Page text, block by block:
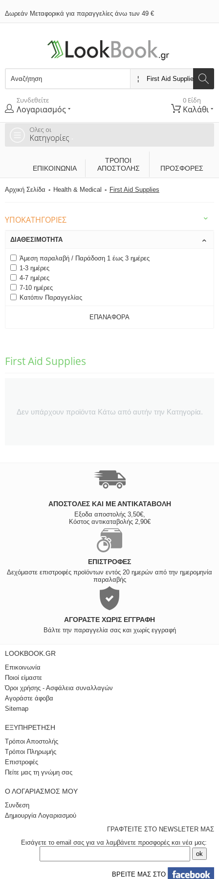
Δωρεάν Μεταφορικά για παραγγελίες άνω των 49 €
Συνδεθείτε
Λογαριασμός
0 Είδη
Καλάθι
Ολες οι
Κατηγορίες
ΕΠΙΚΟΙΝΩΝΊΑ
ΤΡΌΠΟΙ
ΑΠΟΣΤΟΛΉΣ
ΠΡΟΣΦΟΡΕΣ
Αρχική Σελίδα Health & Medical First Aid Supplies
ΥΠΟΚΑΤΗΓΟΡΊΕΣ
ΔΙΑΘΕΣΙΜΌΤΗΤΑ
Άμεση παραλαβή / Παράδοση 1 έως 3 ημέρες
1-3 ημέρες
4-7 ημέρες
7-10 ημέρες
Κατόπιν Παραγγελίας
ΕΠΑΝΑΦΟΡΆ
First Aid Supplies
Δεν υπάρχουν προϊόντα Κάτω από αυτήν την Κατηγορία.
ΑΠΟΣΤΟΛΈΣ ΚΑΙ ΜΕ ΑΝΤΙΚΑΤΑΒΟΛΗ
Εξοδα αποστολής 3,50€,
Κόστος αντικαταβολής 2,90€
ΕΠΙΣΤΡΟΦΈΣ
Δεχόμαστε επιστροφές προϊόντων εντός 20 ημερών από την ημερομηνία
παραλαβής
ΑΓΟΡΆΣΤΕ ΧΩΡΊΣ ΕΓΓΡΑΦΉ
Βάλτε την παραγγελία σας και χωρίς εγγραφή
LOOKBOOK.GR
Επικοινωνία
Ποιοί είμαστε
Όροι χρήσης - Ασφάλεια συναλλαγών
Αγοράστε άφοβα
Sitemap
ΕΞΥΠΗΡΈΤΗΣΗ
Τρόποι Αποστολής
Τρόποι Πληρωμής
Επιστροφές
Πείτε μας τη γνώμη σας
Ο ΛΟΓΑΡΙΑΣΜΌΣ ΜΟΥ
Συνδεση
Δημιουργία Λογαριασμού
ΓΡΑΦΤΕΙΤΕ ΣΤΟ NEWSLETER ΜΑΣ
Εισάγετε το email σας για να λαμβάνετε προσφορές και νέα μας:
ΒΡΕΙΤΕ ΜΑΣ ΣΤΟ